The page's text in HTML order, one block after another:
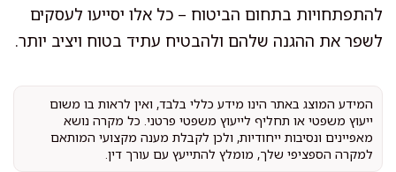
להתפתחויות בתחום הביטוח – כל אלו יסייעו לעסקים
לשפר את ההגנה שלהם ולהבטיח עתיד בטוח ויציב יותר.
המידע המוצג באתר הינו מידע כללי בלבד, ואין לראות בו משום
ייעוץ משפטי או תחליף לייעוץ משפטי פרטני. כל מקרה נושא
מאפיינים ונסיבות ייחודיות, ולכן לקבלת מענה מקצועי המותאם
למקרה הספציפי שלך, מומלץ להתייעץ עם עורך דין.